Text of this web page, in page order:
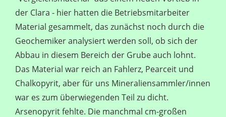
der Clara - hier hatten die Betriebsmitarbeiter
Material gesammelt, das zunächst noch durch die
Geochemiker analysiert werden soll, ob sich der
Abbau in diesem Bereich der Grube auch lohnt.
Das Material war reich an Fahlerz, Pearceit und
Chalkopyrit, aber für uns Mineraliensammler/innen
war es zum überwiegenden Teil zu dicht.
Arsenopyrit fehlte. Die manchmal cm-großen